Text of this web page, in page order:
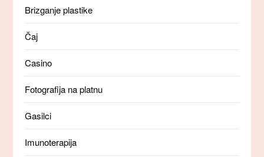
Brizganje plastike
Čaj
Casino
Fotografija na platnu
Gasilci
Imunoterapija